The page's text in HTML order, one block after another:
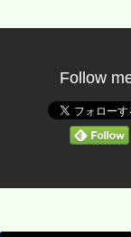
Follow